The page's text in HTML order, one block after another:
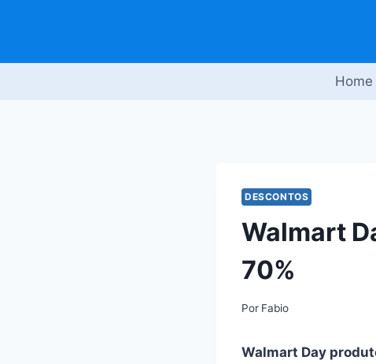
Home
DESCONTOS
Walmart
70%
Por Fabio
Walmart Day